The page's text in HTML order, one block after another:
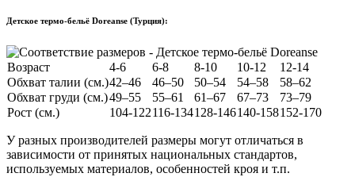
Детское термо-бельё Doreanse (Турция):
Возраст 4-6 6-8 8-10 10-12
12-14
Обхват талии (см.)42–46 46–50 50–54 54–58
58–62
Обхват груди (см.)49–55 55–61 61–67 67–73
73–79
Рост (см.)
104-122116-134128-146140-158152-170
У разных производителей размеры могут отличаться в
зависимости от принятых национальных стандартов,
используемых материалов, особенностей кроя и т.п.